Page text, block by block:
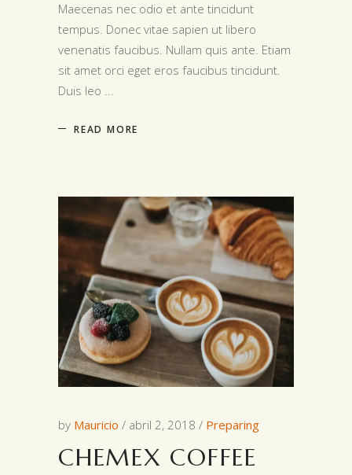
Maecenas nec odio et ante tincidunt
tempus. Donec vitae sapien ut libero
venenatis faucibus. Nullam quis ante. Etiam
sit amet orci eget eros faucibus tincidunt.
Duis leo
READ MORE
by Mauricio abril 2, 2018 Preparing
CHEMEX COFFEE